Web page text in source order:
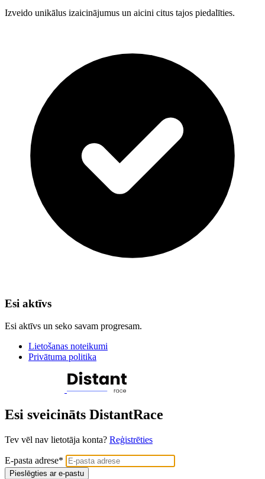
Izveido unikālus izaicinājumus un aicini citus tajos piedalīties.
Esi aktīvs
Esi aktīvs un seko savam progresam.
Lietošanas noteikumi
Privātuma politika
Esi sveicināts DistantRace
Tev vēl nav lietotāja konta? Reģistrēties
E-pasta adrese*
Pieslēgties ar e-pastu